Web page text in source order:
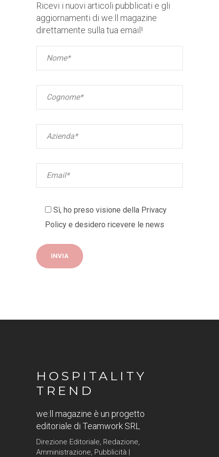
Ricevi i nuovi articoli pubblicati e gli
aggiornamenti di we:ll magazine
direttamente sulla tua email!
Sì, ho preso visione della Privacy
Policy e desidero ricevere le news
HOSPITALITY
TREND
we:ll magazine è un progetto
editoriale di Teamwork SRL
Direzione Editoriale, Redazione,
Amministrazione, Pubblicità |